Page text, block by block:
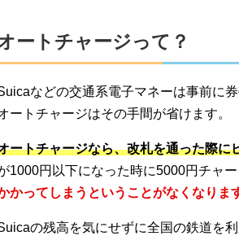
ートチャージって？
などの交通系電子マネーは事前に
ートチャージはその手間が省けます。
ートチャージなら、改札を通った際に
1000円以下になった時に5000円チャ
かってしまうということがなくなりま
の残高を気にせずに全国の鉄道を